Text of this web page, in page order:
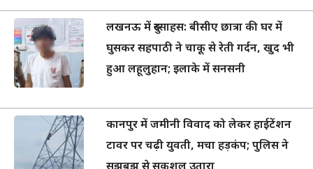
लखनऊ में दुस्साहस: बीसीए छात्रा की घर में
घुसकर सहपाठी ने चाकू से रेती गर्दन, खुद भी
हुआ लहूलुहान; इलाके में सनसनी
कानपुर में जमीनी विवाद को लेकर हाईटेंशन
टावर पर चढ़ी युवती, मचा हड़कंप; पुलिस ने